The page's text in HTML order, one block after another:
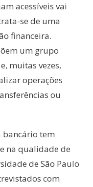
acessíveis vai
se de uma
financeira.
um grupo
muitas vezes,
operações
ou
bancário tem
na qualidade de
de São Paulo
com